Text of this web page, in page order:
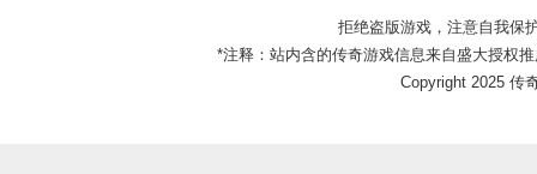
拒绝盗版游戏，注意自我保
*注释：站内含的传奇游戏信息来自盛大授权
Copyright 2025 传